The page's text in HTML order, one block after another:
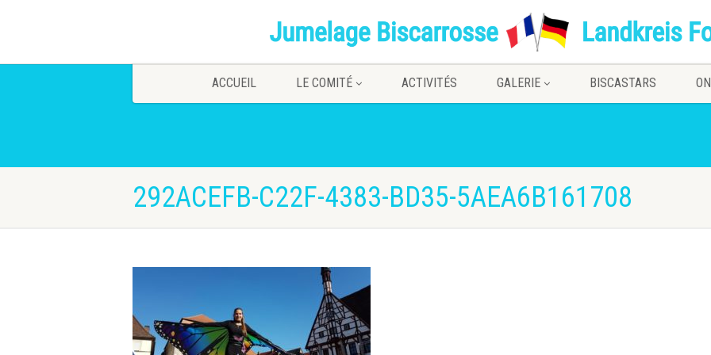
ACCUEIL LE COMITÉ ACTIVITÉS GALERIE BISCASTARS
292ACEFB-C22F-4383-BD35-5AEA6B161708